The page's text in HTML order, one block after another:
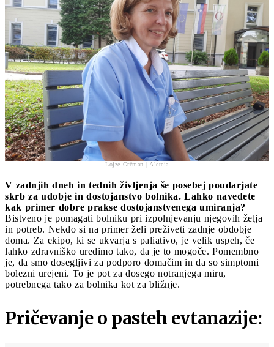
Lojze Grčman | Aleteia
V zadnjih dneh in tednih življenja še posebej poudarjate
skrb za udobje in dostojanstvo bolnika. Lahko navedete
kak primer dobre prakse dostojanstvenega umiranja?
Bistveno je pomagati bolniku pri izpolnjevanju njegovih želja
in potreb. Nekdo si na primer želi preživeti zadnje obdobje
doma. Za ekipo, ki se ukvarja s paliativo, je velik uspeh, če
lahko zdravniško uredimo tako, da je to mogoče. Pomembno
je, da smo dosegljivi za podporo domačim in da so simptomi
bolezni urejeni. To je pot za dosego notranjega miru,
potrebnega tako za bolnika kot za bližnje.
Pričevanje o pasteh evtanazije: